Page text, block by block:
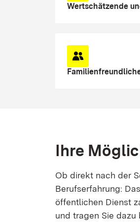
Wertschätzende
Ihre
Ob direkt nach der
Berufserfahrung:
öffentlichen Dienst
und tragen Sie dazu